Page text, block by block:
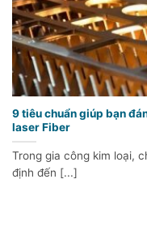
9 tiêu chuẩn giúp bạn
laser Fiber
Trong gia công kim loại,
định đến [...]